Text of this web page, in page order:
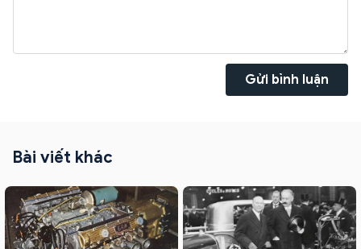
Gửi bình luận
Bài viết khác